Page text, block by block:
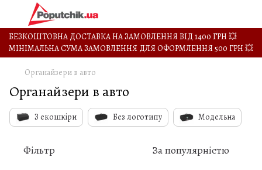
БЕЗКОШТОВНА ДОСТАВКА НА ЗАМОВЛЕННЯ ВІД 1400 ГРН 💥
МІНІМАЛЬНА СУМА ЗАМОВЛЕННЯ ДЛЯ ОФОРМЛЕННЯ 500 ГРН 💥
Органайзери в авто
Органайзери в авто
З екошкіри Без логотипу Модельна
Фільтр За популярністю